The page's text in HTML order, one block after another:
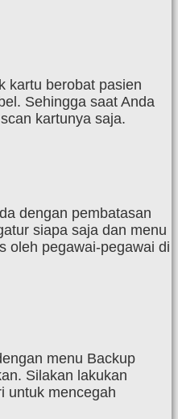
kartu berobat pasien
Sehingga saat Anda
kartunya saja.
dengan pembatasan
siapa saja dan menu
oleh pegawai-pegawai di
menu Backup
Silakan lakukan
untuk mencegah